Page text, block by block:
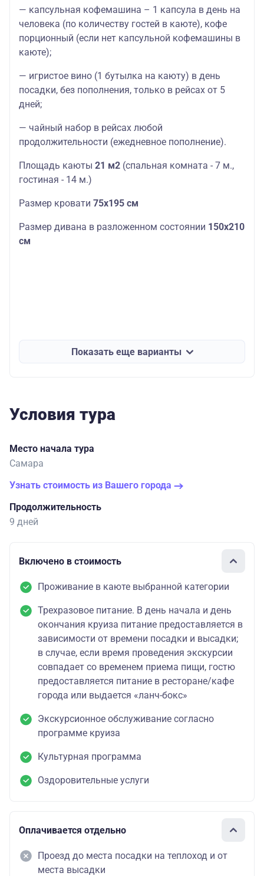
— капсульная кофемашина – 1 капсула в день на
человека (по количеству гостей в каюте), кофе
порционный (если нет капсульной кофемашины в
каюте);
— игристое вино (1 бутылка на каюту) в день
посадки, без пополнения, только в рейсах от 5
дней;
— чайный набор в рейсах любой
продолжительности (ежедневное пополнение).
Площадь каюты 21 м2 (спальная комната - 7 м.,
гостиная - 14 м.)
Размер кровати 75х195 см
Размер дивана в разложенном состоянии 150х210
см
Показать еще варианты
Условия тура
Место начала тура
Самара
Узнать стоимость из Вашего города
Продолжительность
9 дней
Включено в стоимость
Проживание в каюте выбранной категории
Трехразовое питание. В день начала и день
окончания круиза питание предоставляется в
зависимости от времени посадки и высадки;
в случае, если время проведения экскурсии
совпадает со временем приема пищи, гостю
предоставляется питание в ресторане/кафе
города или выдается «ланч-бокс»
Экскурсионное обслуживание согласно
программе круиза
Культурная программа
Оздоровительные услуги
Оплачивается отдельно
Проезд до места посадки на теплоход и от
места высадки